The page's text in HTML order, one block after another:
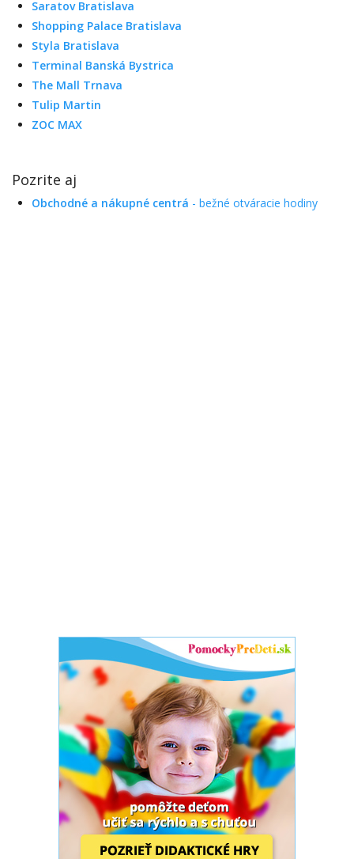
Saratov Bratislava
Shopping Palace Bratislava
Styla Bratislava
Terminal Banská Bystrica
The Mall Trnava
Tulip Martin
ZOC MAX
Pozrite aj
Obchodné a nákupné centrá - bežné otváracie hodiny